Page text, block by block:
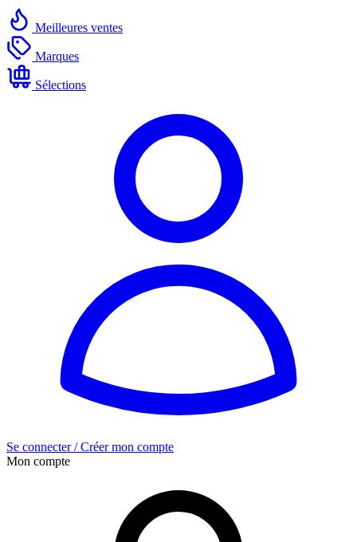
Meilleures ventes
Marques
Sélections
Se connecter / Créer mon compte
Mon compte